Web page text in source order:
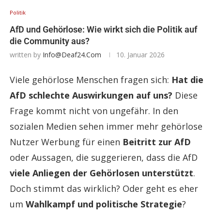
Politik
AfD und Gehörlose: Wie wirkt sich die Politik auf
die Community aus?
written by Info@deaf24.com 10. Januar 2026
Viele gehörlose Menschen fragen sich: Hat die
AfD schlechte Auswirkungen auf uns? Diese
Frage kommt nicht von ungefähr. In den
sozialen Medien sehen immer mehr gehörlose
Nutzer Werbung für einen Beitritt zur AfD
oder Aussagen, die suggerieren, dass die AfD
viele Anliegen der Gehörlosen unterstützt.
Doch stimmt das wirklich? Oder geht es eher
um Wahlkampf und politische Strategie?